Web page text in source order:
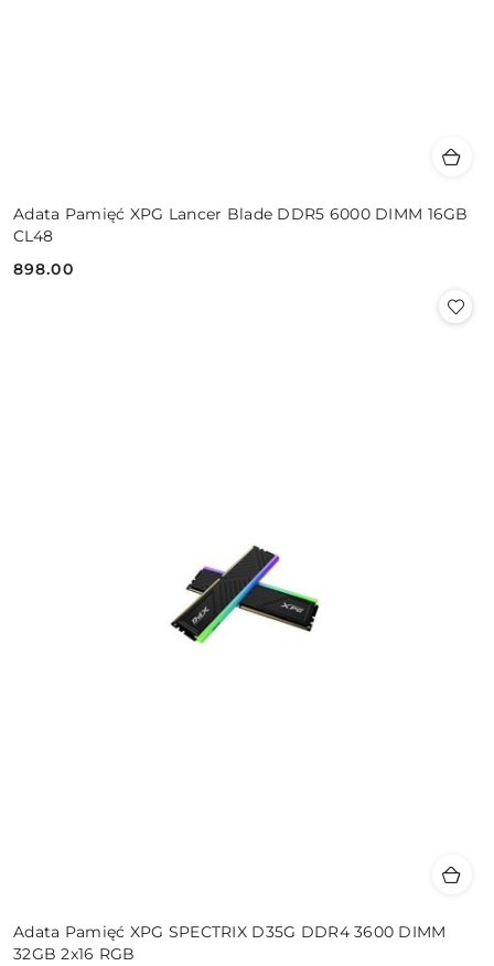
Adata Pamięć XPG Lancer Blade DDR5 6000 DIMM 16GB
CL48
Cena:
898.00
Adata Pamięć XPG SPECTRIX D35G DDR4 3600 DIMM
32GB 2x16 RGB